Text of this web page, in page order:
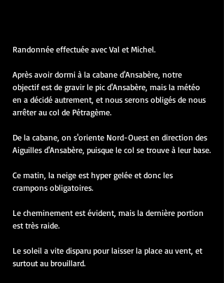
Randonnée effectuée avec Val et Michel.
Après avoir dormi à la cabane d'Ansabère, notre
objectif est de gravir le pic d'Ansabère, mais la météo
en a décidé autrement, et nous serons obligés de nous
arrêter au col de Pétragème.
De la cabane, on s'oriente Nord-Ouest en direction des
Aiguilles d'Ansabère, puisque le col se trouve à leur base.
Ce matin, la neige est hyper gelée et donc les
crampons obligatoires.
Le cheminement est évident, mais la dernière portion
est très raide.
Le soleil a vite disparu pour laisser la place au vent, et
surtout au brouillard.